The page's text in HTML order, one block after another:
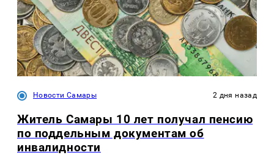
Новости Самары 2 дня назад
Житель Самары 10 лет получал пенсию
по поддельным документам об
инвалидности